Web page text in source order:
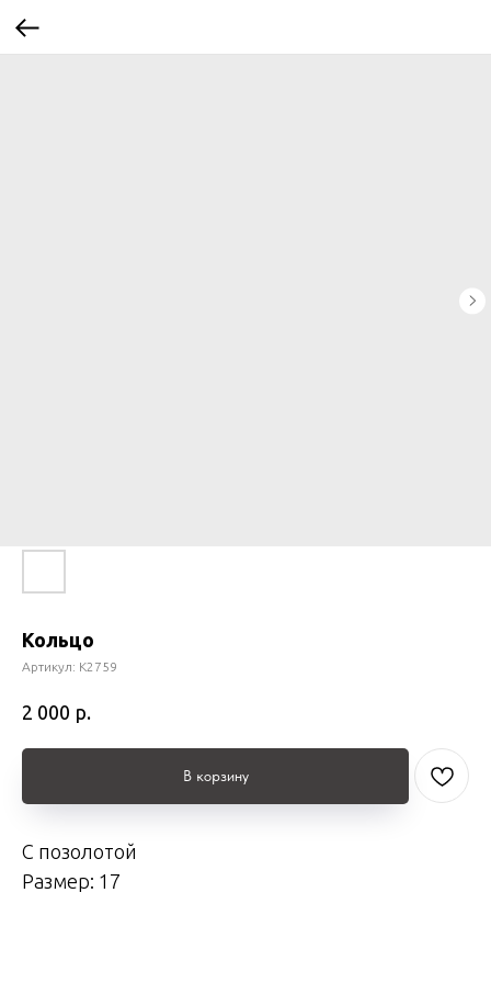
Кольцо
Артикул: К2759
2 000 р.
В корзину
С позолотой
Размер: 17